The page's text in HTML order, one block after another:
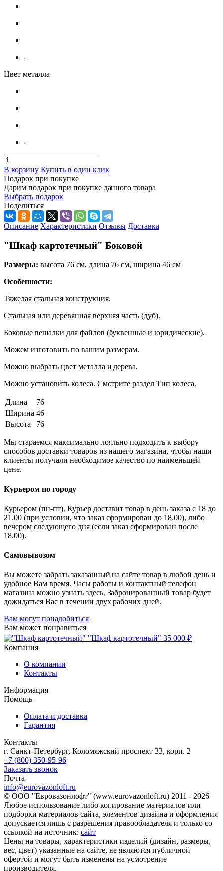
-
Цвет металла
-
В корзину Купить в один клик
Подарок при покупке
Дарим подарок при покупке данного товара
Выбрать подарок
Поделиться
Описание Характеристики Отзывы Доставка
"Шкаф картотечный" Боковой
Размеры: высота 76 см, длина 76 см, ширина 46 см
Особенности:
Тяжелая стальная конструкция.
Стальная или деревянная верхняя часть (дуб).
Боковые вешалки для файлов (буквенные и юридические).
Можем изготовить по вашим размерам.
Можно выбрать цвет металла и дерева.
Можно установить колеса. Смотрите раздел Тип колеса.
Длина
76
Ширина 46
Высота
76
Мы стараемся максимально лояльно подходить к выбору
способов доставки товаров из нашего магазина, чтобы наши
клиенты получали необходимое качество по наименьшей
цене.
Курьером по городу
Курьером (пн-пт). Курьер доставит товар в день заказа с 18 до
21.00 (при условии, что заказ сформирован до 18.00), либо
вечером следующего дня (если заказ сформирован после
18.00).
Самовывозом
Вы можете забрать заказанный на сайте товар в любой день и
удобное Вам время. Часы работы и контактный телефон
магазина можно узнать здесь. Забронированный товар будет
дожидаться Вас в течении двух рабочих дней.
Вам могут понадобиться
Вам может понравиться
"Шкаф картотечный" 35 000 ₽
Компания
О компании
Контакты
Информация
Помощь
Оплата и доставка
Гарантия
Контакты
г. Санкт-Петербург, Коломяжский проспект 33, корп. 2
+7 (800) 350-95-96
Заказать звонок
Почта
info@eurovazonloft.ru
© ООО "Евровазонлофт" (www.eurovazonloft.ru) 2011 - 2026
Любое использование либо копирование материалов или
подборки материалов сайта, элементов дизайна и оформления
допускается лишь с разрешения правообладателя и только со
ссылкой на источник: сайт
Цены на товары, характеристики изделий (дизайн, размеры,
вес, цвет) указанные на сайте, не являются публичной
офертой и могут быть изменены на усмотрение
производителя.